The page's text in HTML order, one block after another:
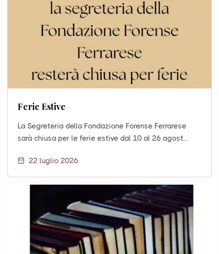
Ferie Estive
​La Segreteria della Fondazione Forense Ferrarese
sarà chiusa per le ferie estive dal 10 al 26 agost…
22 luglio 2026